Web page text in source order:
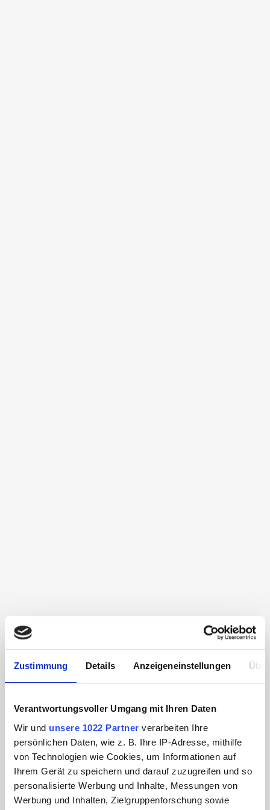
Zustimmung Details Anzeigeneinstellungen
Verantwortungsvoller Umgang mit Ihren Daten
Wir und unsere 1022 Partner verarbeiten Ihre
persönlichen Daten, wie z. B. Ihre IP-Adresse, mithilfe
von Technologien wie Cookies, um Informationen auf
Ihrem Gerät zu speichern und darauf zuzugreifen und so
personalisierte Werbung und Inhalte, Messungen von
Werbung und Inhalten, Zielgruppenforschung sowie